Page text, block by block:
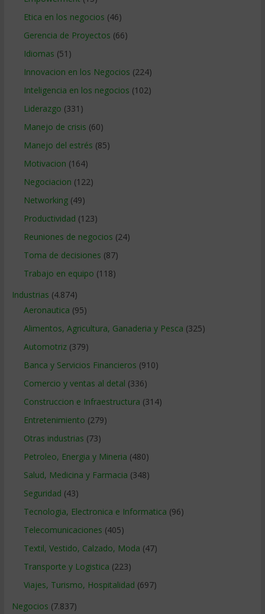
Etica en los negocios (46)
Gerencia de Proyectos (66)
Idiomas (51)
Innovacion en los Negocios (224)
Inteligencia en los negocios (102)
Liderazgo (331)
Manejo de crisis (60)
Manejo del estrés (85)
Motivacion (164)
Negociacion (122)
Networking(49)
Productividad (123)
Reuniones de negocios (24)
Toma de decisiones (87)
Trabajo en equipo (118)
Industrias (4.874)
Aeronautica (95)
Alimentos, Agricultura, Ganaderia y Pesca (325)
Automotriz(379)
Banca y Servicios Financieros (910)
Comercio y ventas al detal (336)
Construccion e Infraestructura (314)
Entretenimiento (279)
Otras industrias (73)
Petroleo, Energia y Mineria (480)
Salud, Medicina y Farmacia (348)
Seguridad (43)
Tecnologia, Electronica e Informatica (96)
Telecomunicaciones (405)
Textil, Vestido, Calzado, Moda (47)
Transporte y Logistica (223)
Viajes, Turismo, Hospitalidad (697)
Negocios (7.837)